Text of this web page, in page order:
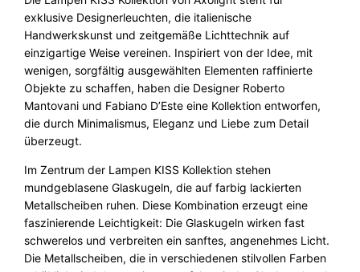
K
i
s
s
2
5
A
x
o
l
g
h
M
exklusive Designerleuchten, die italienische
Handwerkskunst und zeitgemäße Lichttechnik auf
einzigartige Weise vereinen. Inspiriert von der Idee, mit
wenigen, sorgfältig ausgewählten Elementen raffinierte
Objekte zu schaffen, haben die Designer Roberto
Mantovani und Fabiano D’Este eine Kollektion entworfen,
die durch Minimalismus, Eleganz und Liebe zum Detail
überzeugt.
Im Zentrum der Lampen KISS Kollektion stehen
mundgeblasene Glaskugeln, die auf farbig lackierten
Metallscheiben ruhen. Diese Kombination erzeugt eine
faszinierende Leichtigkeit: Die Glaskugeln wirken fast
schwerelos und verbreiten ein sanftes, angenehmes Licht.
Die Metallscheiben, die in verschiedenen stilvollen Farben